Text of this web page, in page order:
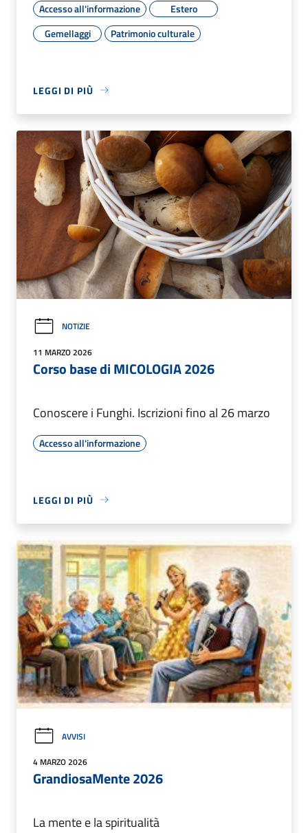
Accesso all'informazione
Estero
Gemellaggi
Patrimonio culturale
LEGGI DI PIÙ
NOTIZIE
11 MARZO 2026
Corso base di MICOLOGIA 2026
Conoscere i Funghi. Iscrizioni fino al 26 marzo
Accesso all'informazione
LEGGI DI PIÙ
AVVISI
4 MARZO 2026
GrandiosaMente 2026
La mente e la spiritualità